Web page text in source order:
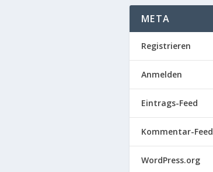
META
Registrieren
Anmelden
Eintrags-Feed
Kommentar-Feed
WordPress.org